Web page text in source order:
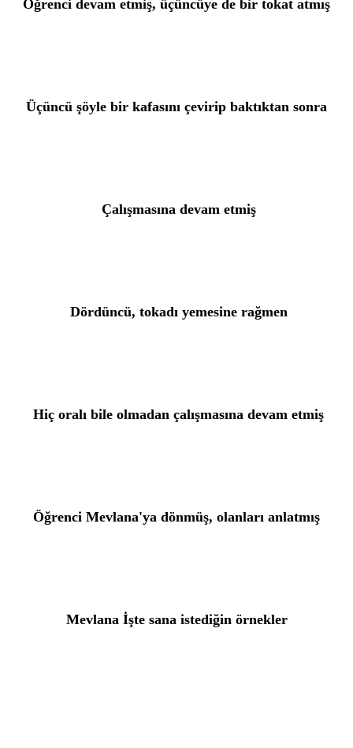
Öğrenci devam etmiş, üçüncüye de bir tokat atmış
Üçüncü şöyle bir kafasını çevirip baktıktan sonra
Çalışmasına devam etmiş
Dördüncü, tokadı yemesine rağmen
Hiç oralı bile olmadan çalışmasına devam etmiş
Öğrenci Mevlana'ya dönmüş, olanları anlatmış
Mevlana İşte sana istediğin örnekler